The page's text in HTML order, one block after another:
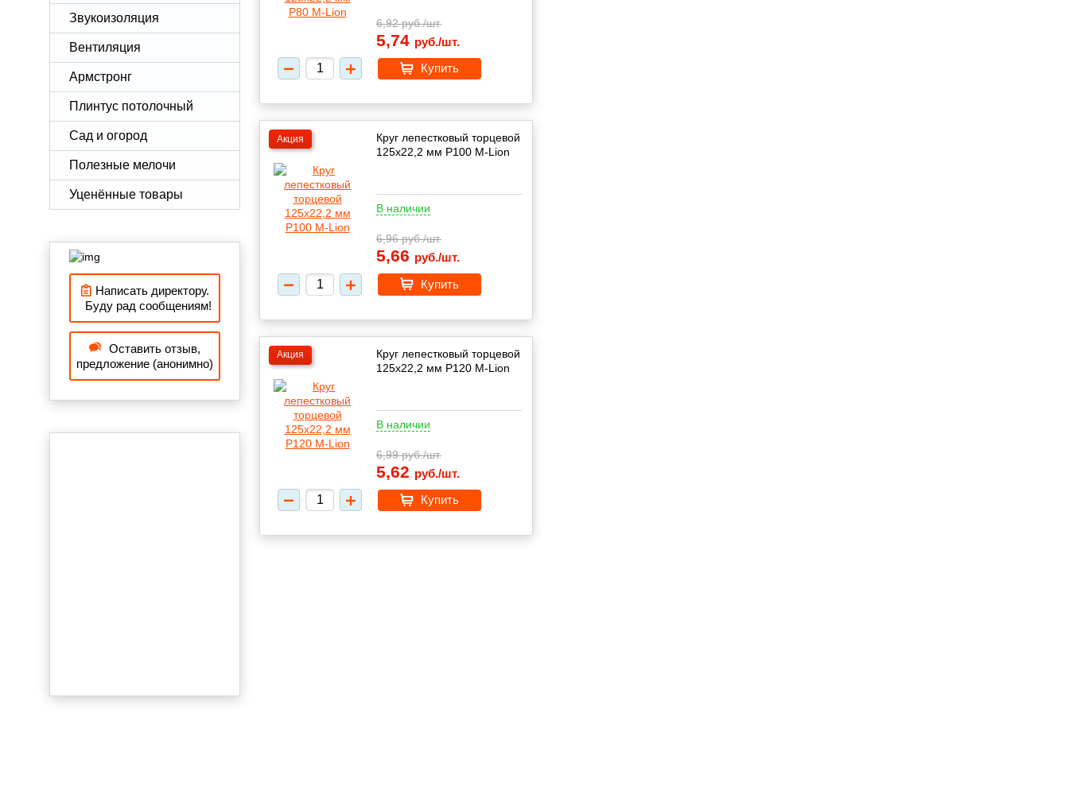
Звукоизоляция
Вентиляция
Армстронг
Плинтус потолочный
Сад и огород
Полезные мелочи
Уценённые товары
Написать директору.
Буду рад сообщениям!
Оставить отзыв,
предложение (анонимно)
6,92руб./шт.
5,74 руб./шт.
Купить
Акция
Круг лепестковый торцевой
125х22,2 мм P100 M-Lion
В наличии
6,96руб./шт.
5,66 руб./шт.
Купить
Акция
Круг лепестковый торцевой
125х22,2 мм P120 M-Lion
В наличии
6,99руб./шт.
5,62 руб./шт.
Купить